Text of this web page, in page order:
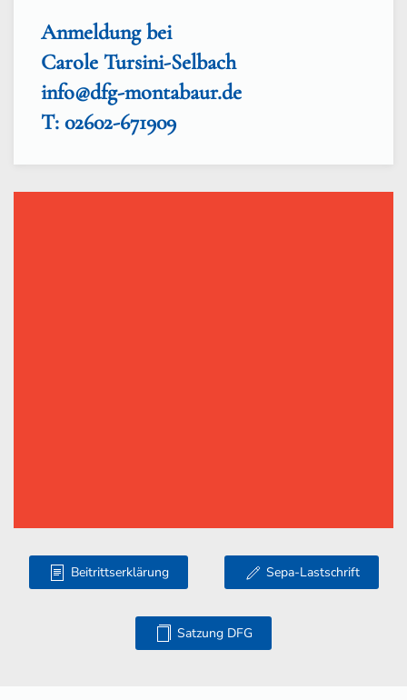
Anmeldung bei
Carole Tursini-Selbach
info@dfg-montabaur.de
T: 02602-671909
Beitrittserklärung Sepa-Lastschrift
Satzung DFG